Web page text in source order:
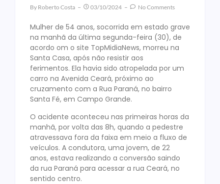
By Roberto Costa 03/10/2024 No Comments
Mulher de 54 anos, socorrida em estado grave
na manhã da última segunda-feira (30), de
acordo om o site TopMidiaNews, morreu na
Santa Casa, após não resistir aos
ferimentos. Ela havia sido atropelada por um
carro na Avenida Ceará, próximo ao
cruzamento com a Rua Paraná, no bairro
Santa Fé, em Campo Grande.
O acidente aconteceu nas primeiras horas da
manhã, por volta das 8h, quando a pedestre
atravessava fora da faixa em meio a fluxo de
veículos. A condutora, uma jovem, de 22
anos, estava realizando a conversão saindo
da rua Paraná para acessar a rua Ceará, no
sentido centro.